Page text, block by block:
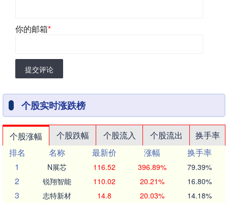
你的邮箱*
提交评论
个股实时涨跌榜
个股涨幅 个股跌幅 个股流入 个股流出
换手率
排名
名称 最新价 涨幅
换手率
1
N展芯 116.52 396.89% 79.39%
2 锐翔智能 110.02 20.21% 16.80%
3 志特新材 14.8 20.03% 14.18%